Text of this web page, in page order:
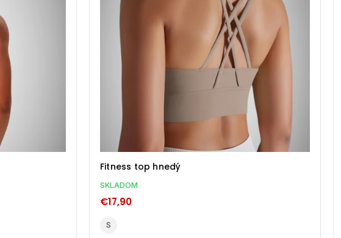
Fitness top sivý
SKLADOM
€17,90